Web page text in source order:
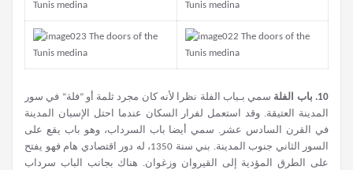
10. باب الفلة سمي بـباب الفلة نظرا لأنه كان مجرد ثلمة أو “فلة” في سور
المدينة العتيقة. وقد استعمل لفرار السكان عندما احتل الإسبان المدينة
في القرن السادس عشر. سمي أيضا باب السرداب، وهو باب يقع على
السور الثاني جنوب المدينة. بني سنة 1350، له دور اقتصادي هام فهو يفتح
على الطرق المؤدية إلى القيروان وزغوان. هناك بجانب الباب سرداب